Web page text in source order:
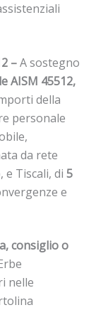
–A sostegno
AISM 45512,
della
personale
da rete
e Tiscali, di 5
e
consiglio o
nelle